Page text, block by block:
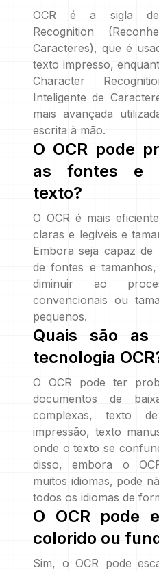
OCR é a sigla de
Recognition
Caracteres), que é
texto impresso,
Character
Inteligente de
mais avançada
escrita à mão.
O OCR pode
as fontes e
texto?
O OCR é mais
claras e legíveis e
Embora seja capaz
de fontes e
diminuir ao
convencionais ou
pequenos.
Quais são as
tecnologia
O OCR pode ter
documentos de
complexas, texto
impressão, texto
onde o texto se
disso, embora o
muitos idiomas, pode
todos os idiomas de
O OCR pode
colorido ou
Sim, o OCR pode